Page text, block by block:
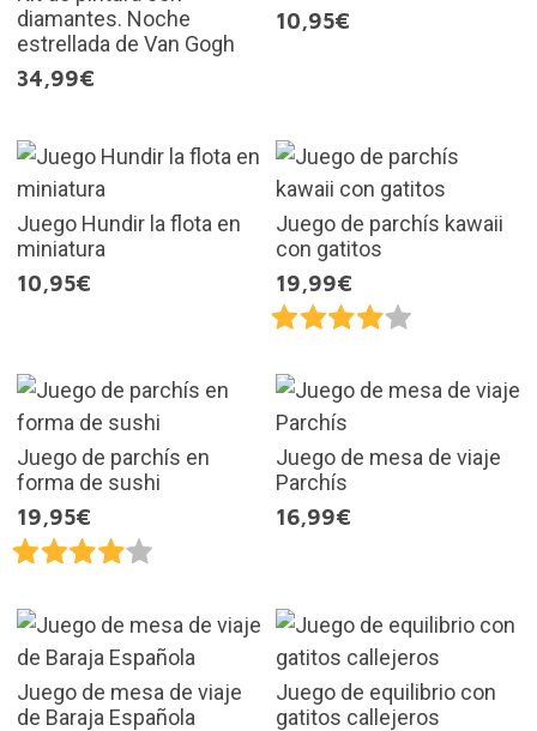
diamantes. Noche
estrellada de Van Gogh
34,99€
10,95€
Juego Hundir la flota en
miniatura
10,95€
Juego de parchís kawaii
con gatitos
19,99€
Juego de parchís en
forma de sushi
19,95€
Juego de mesa de viaje
Parchís
16,99€
Juego de mesa de viaje
de Baraja Española
Juego de equilibrio con
gatitos callejeros